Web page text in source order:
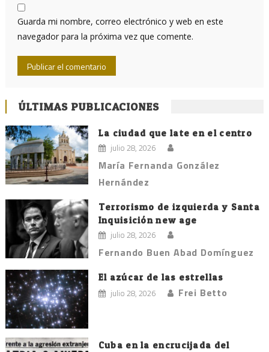
Guarda mi nombre, correo electrónico y web en este
navegador para la próxima vez que comente.
ÚLTIMAS PUBLICACIONES
La ciudad que late en el centro
julio 28, 2026
María Fernanda González
Hernández
Terrorismo de izquierda y Santa
Inquisición new age
julio 28, 2026
Fernando Buen Abad Domínguez
El azúcar de las estrellas
julio 28, 2026 Frei Betto
Cuba en la encrucijada del